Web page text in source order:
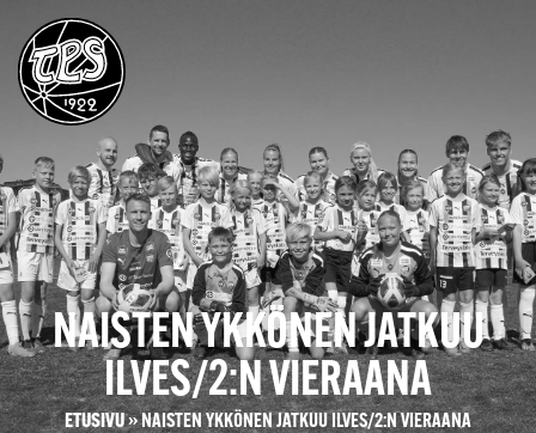
NAISTEN YKKÖNEN JATKUU
ILVES/2:N VIERAANA
ETUSIVU»NAISTEN YKKÖNEN JATKUU ILVES/2:N VIERAANA